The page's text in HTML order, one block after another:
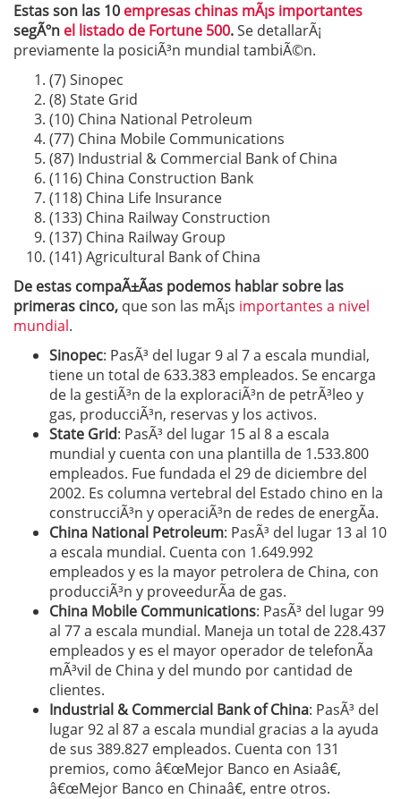
Estas son las 10 empresas chinas mÃ¡s importantes
segÃºn el listado de Fortune 500.Se detallarÃ¡
previamente la posiciÃ³n mundial tambiÃ©n.
(7) Sinopec
(8) State Grid
(10) China National Petroleum
(77) China Mobile Communications
(87) Industrial & Commercial Bank of China
(116) China Construction Bank
(118) China Life Insurance
(133) China Railway Construction
(137) China Railway Group
(141) Agricultural Bank of China
De estas compaÃ±Ã­as podemos hablar sobre las
primeras cinco, que son las mÃ¡s importantes a nivel
mundial.
Sinopec: PasÃ³ del lugar 9 al 7 a escala mundial,
tiene un total de 633.383 empleados. Se encarga
de la gestiÃ³n de la exploraciÃ³n de petrÃ³leo y
gas, producciÃ³n, reservas y los activos.
State Grid: PasÃ³ del lugar 15 al 8 a escala
mundial y cuenta con una plantilla de 1.533.800
empleados. Fue fundada el 29 de diciembre del
2002. Es columna vertebral del Estado chino en la
construcciÃ³n y operaciÃ³n de redes de energÃ­a.
China National Petroleum: PasÃ³ del lugar 13 al 10
a escala mundial. Cuenta con 1.649.992
empleados y es la mayor petrolera de China, con
producciÃ³n y proveedurÃ­a de gas.
China Mobile Communications: PasÃ³ del lugar 99
al 77 a escala mundial. Maneja un total de 228.437
empleados y es el mayor operador de telefonÃ­a
mÃ³vil de China y del mundo por cantidad de
clientes.
Industrial & Commercial Bank of China: PasÃ³ del
lugar 92 al 87 a escala mundial gracias a la ayuda
de sus 389.827 empleados. Cuenta con 131
premios, como â€œMejor Banco en Asiaâ€,
â€œMejor Banco en Chinaâ€, entre otros.